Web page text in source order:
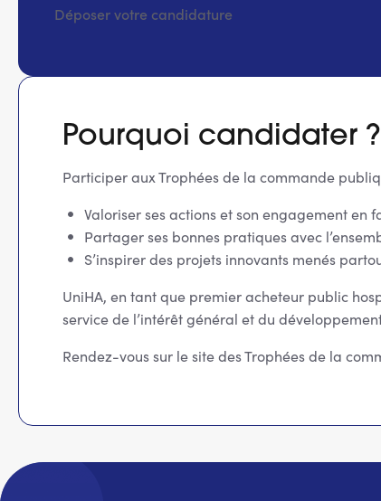
Déposer votre candidature
Pourquoi candidater ?
Participer aux Trophées de la commande
Valoriser ses actions et son engagement
Partager ses bonnes pratiques avec
S’inspirer des projets innovants menés
UniHA, en tant que premier acheteur public
service de l’intérêt général et du
Rendez-vous sur le site des Trophées de la